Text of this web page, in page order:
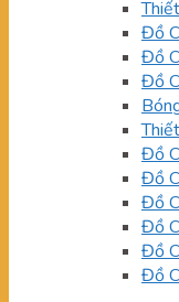
Đồ
Đồ
Đồ
Đồ
Đồ
Đồ
Đồ
Đồ
Đồ